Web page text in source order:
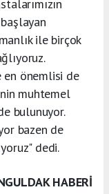
ile birçok
en önemlisi de
muhtemel
bulunuyor.
bazen de
dedi.
HABERİ